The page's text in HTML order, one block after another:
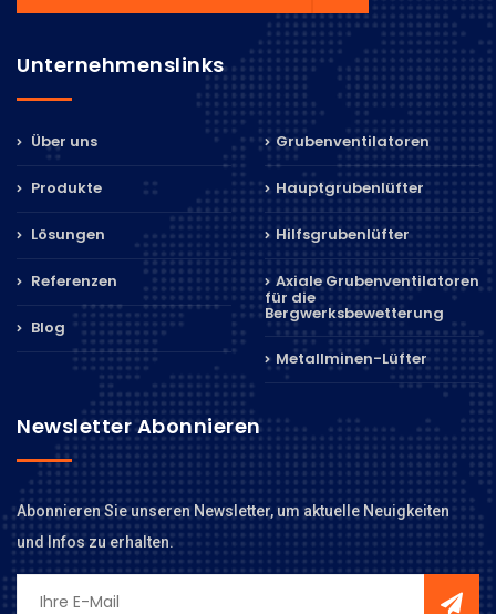
Unternehmenslinks
Über uns
Produkte
Lösungen
Referenzen
Blog
Grubenventilatoren
Hauptgrubenlüfter
Hilfsgrubenlüfter
Axiale Grubenventilatoren
für die
Bergwerksbewetterung
Metallminen-Lüfter
Newsletter Abonnieren
Abonnieren Sie unseren Newsletter, um aktuelle Neuigkeiten
und Infos zu erhalten.